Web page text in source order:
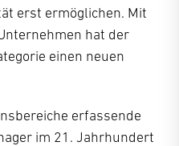
erst ermöglichen. Mit
hat der
einen neuen
erfassende
im 21. Jahrhundert